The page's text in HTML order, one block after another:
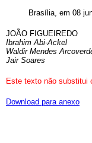
Brasília, em 08
JOÃO FIGUEIREDO
Ibrahim Abi-Ackel
Waldir Mendes
Jair Soares
Este texto não substitui
Download para anexo